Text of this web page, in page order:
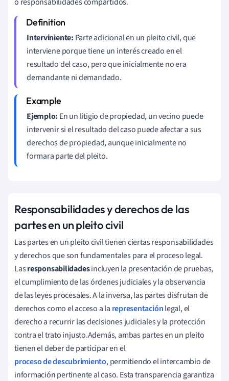
Interviniente: Parte adicional en un pleito civil, que
interviene porque tiene un interés creado en el
resultado del caso, pero que inicialmente no era
demandante ni demandado.
Ejemplo: En un litigio de propiedad, un vecino puede
intervenir si el resultado del caso puede afectar a sus
derechos de propiedad, aunque inicialmente no
formara parte del pleito.
Responsabilidades y derechos de las
partes en un pleito civil
Las partes en un pleito civil tienen ciertas responsabilidades
y derechos que son fundamentales para el proceso legal.
Lasresponsabilidadesincluyen la presentación de pruebas,
el cumplimiento de las órdenes judiciales y la observancia
de las leyes procesales. A la inversa, las partes disfrutan de
derechos como el acceso a la representaciónlegal, el
derecho a recurrir las decisiones judiciales y la protección
contra el trato injusto.Además, ambas partes en un pleito
tienen el deber de participar en el
proceso de descubrimiento, permitiendo el intercambio de
información pertinente al caso. Esta transparencia garantiza